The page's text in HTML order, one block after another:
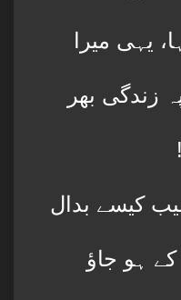
یہی میرا
کیسے بدال
کے ہو جاؤ